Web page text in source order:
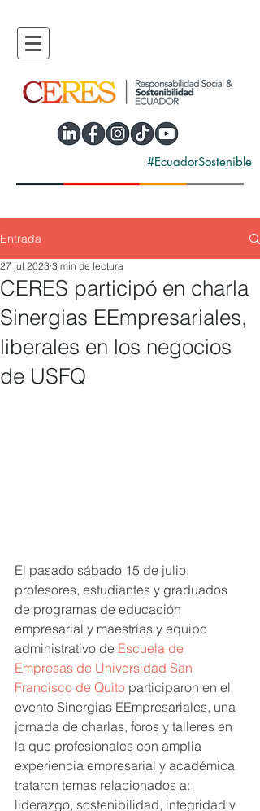
#EcuadorSostenible
Entrada
CERES participó en charla
Sinergias EEmpresariales,
liberales en los negocios
de USFQ
27 jul 2023 3 min de lectura
El pasado sábado 15 de julio,
profesores, estudiantes y graduados
de programas de educación
empresarial y maestrías y equipo
administrativo de Escuela de
Empresas de Universidad San
Francisco de Quito participaron en el
evento Sinergias EEmpresariales, una
jornada de charlas, foros y talleres en
la que profesionales con amplia
experiencia empresarial y académica
trataron temas relacionados a:
liderazgo, sostenibilidad, integridad y